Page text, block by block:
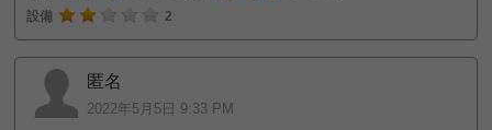
設備
2
匿名
2022年5月5日 9:33 PM